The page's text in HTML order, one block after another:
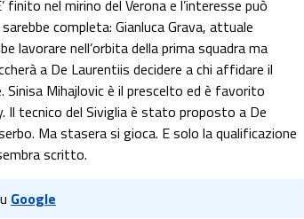
nel mirino del Verona e l’interesse può
completa: Gianluca Grava, attuale
lavorare nell’orbita della prima squadra ma
a De Laurentiis decidere a chi affidare il
Mihajlovic è il prescelto ed è favorito
tecnico del Siviglia è stato proposto a De
Ma stasera si gioca. E solo la qualificazione
scritto.
Google